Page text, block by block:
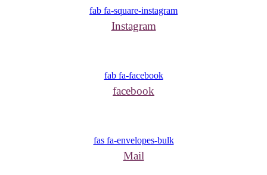
fab fa-square-instagram
Instagram
fab fa-facebook
facebook
fas fa-envelopes-bulk
Mail